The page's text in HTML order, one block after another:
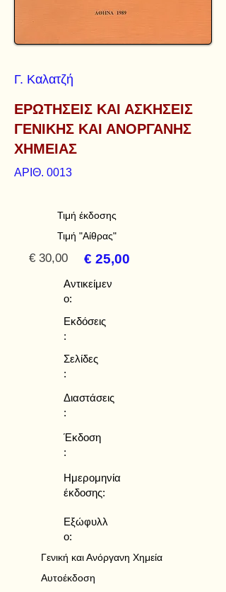
Γ. Καλατζή
ΕΡΩΤΗΣΕΙΣ ΚΑΙ ΑΣΚΗΣΕΙΣ
ΓΕΝΙΚΗΣ ΚΑΙ ΑΝΟΡΓΑΝΗΣ
ΧΗΜΕΙΑΣ
ΑΡΙΘ. 0013
Τιμή έκδοσης
Τιμή "Αίθρας"
€ 30,00 € 25,00
Αντικείμεν
ο:
Εκδόσεις
:
Σελίδες
:
Διαστάσεις
:
Έκδοση
:
Ημερομηνία
έκδοσης:
Εξώφυλλ
ο:
Γενική και Ανόργανη Χημεία
Αυτοέκδοση